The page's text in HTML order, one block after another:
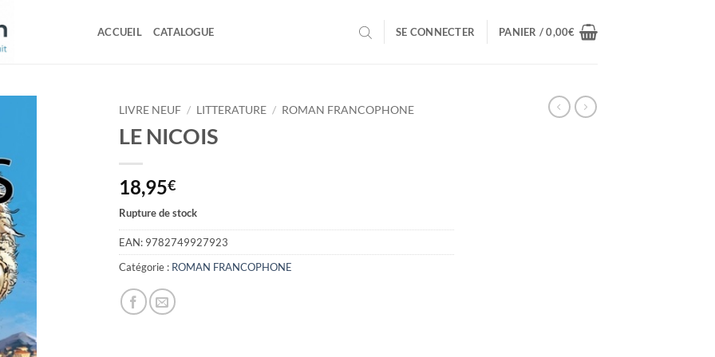
ACCUEIL CATALOGUE SE CONNECTER PANIER /0,00€
LIVRE NEUF / LITTERATURE / ROMAN FRANCOPHONE
LE NICOIS
18,95€
Rupture de stock
EAN: 9782749927923
Catégorie : ROMAN FRANCOPHONE